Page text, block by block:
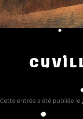
Cette entrée a été publiée le